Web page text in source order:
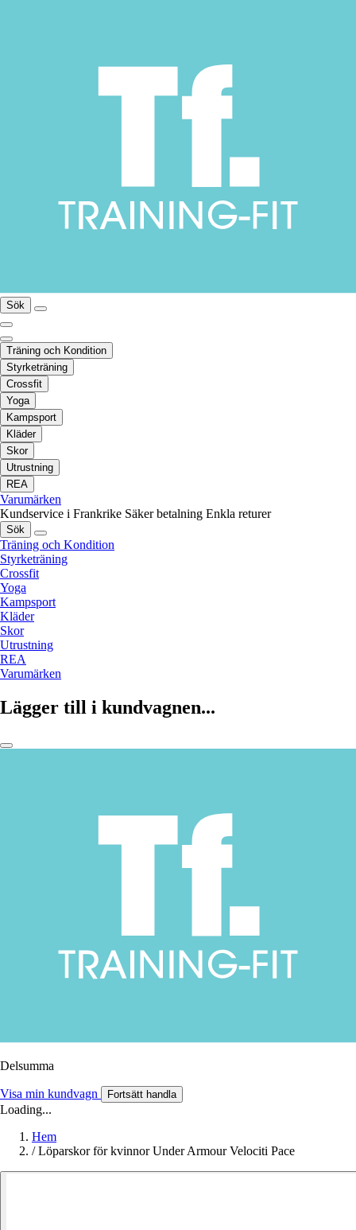
Sök
Träning och Kondition
Styrketräning
Crossfit
Yoga
Kampsport
Kläder
Skor
Utrustning
REA
Varumärken
Kundservice i Frankrike Säker betalning Enkla returer
Sök
Träning och Kondition
Styrketräning
Crossfit
Yoga
Kampsport
Kläder
Skor
Utrustning
REA
Varumärken
Lägger till i kundvagnen...
Delsumma
Visa min kundvagn Fortsätt handla
Loading...
Hem
/ Löparskor för kvinnor Under Armour Velociti Pace